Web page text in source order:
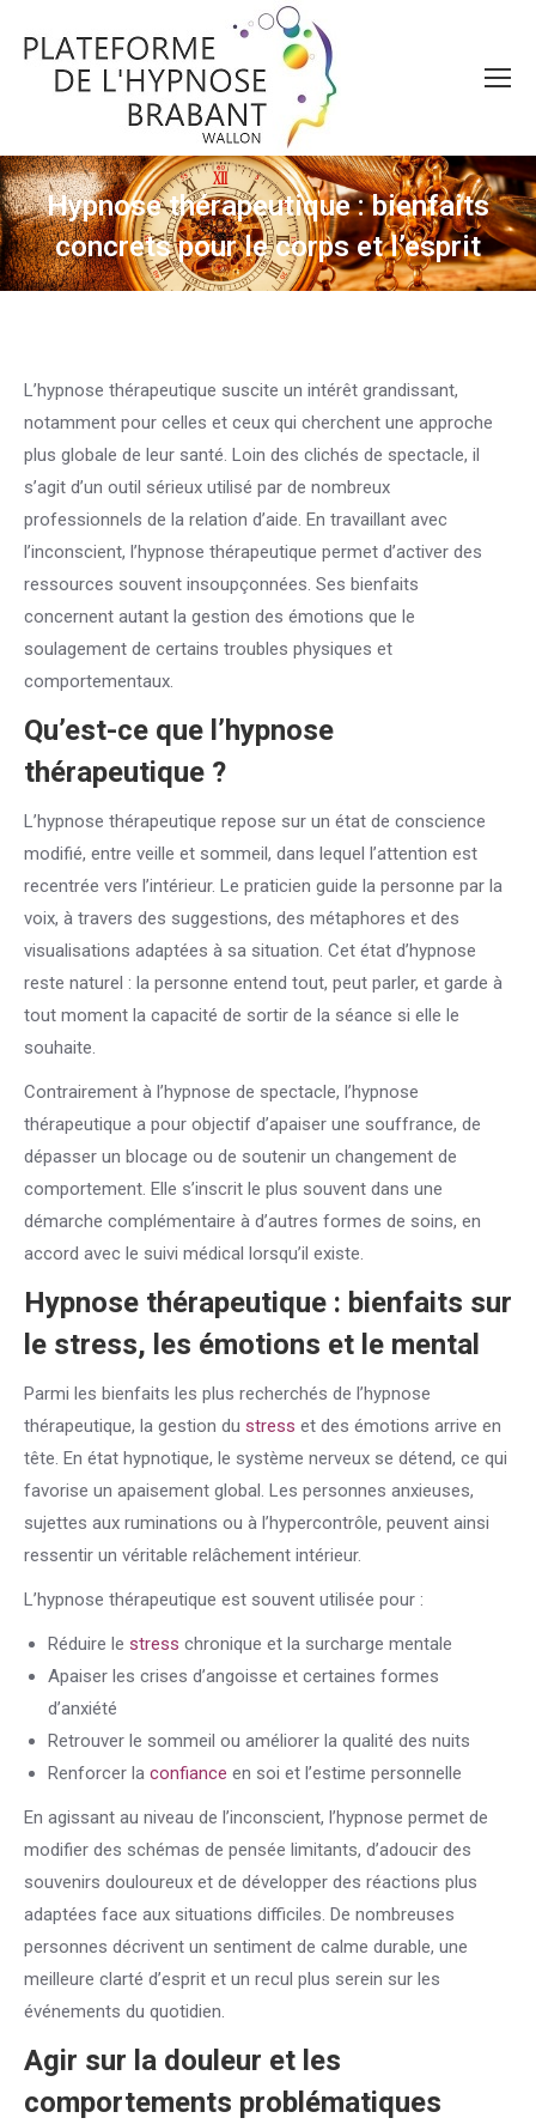
Hypnose thérapeutique : bienfaits
concrets pour le corps et l’esprit
Vous êtes ici :
L’hypnose thérapeutique suscite un intérêt grandissant,
notamment pour celles et ceux qui cherchent une approche
plus globale de leur santé. Loin des clichés de spectacle, il
s’agit d’un outil sérieux utilisé par de nombreux
professionnels de la relation d’aide. En travaillant avec
l’inconscient, l’hypnose thérapeutique permet d’activer des
ressources souvent insoupçonnées. Ses bienfaits
concernent autant la gestion des émotions que le
soulagement de certains troubles physiques et
comportementaux.
Qu’est-ce que l’hypnose
thérapeutique ?
L’hypnose thérapeutique repose sur un état de conscience
modifié, entre veille et sommeil, dans lequel l’attention est
recentrée vers l’intérieur. Le praticien guide la personne par la
voix, à travers des suggestions, des métaphores et des
visualisations adaptées à sa situation. Cet état d’hypnose
reste naturel : la personne entend tout, peut parler, et garde à
tout moment la capacité de sortir de la séance si elle le
souhaite.
Contrairement à l’hypnose de spectacle, l’hypnose
thérapeutique a pour objectif d’apaiser une souffrance, de
dépasser un blocage ou de soutenir un changement de
comportement. Elle s’inscrit le plus souvent dans une
démarche complémentaire à d’autres formes de soins, en
accord avec le suivi médical lorsqu’il existe.
Hypnose thérapeutique : bienfaits sur
le stress, les émotions et le mental
Parmi les bienfaits les plus recherchés de l’hypnose
thérapeutique, la gestion du stress et des émotions arrive en
tête. En état hypnotique, le système nerveux se détend, ce qui
favorise un apaisement global. Les personnes anxieuses,
sujettes aux ruminations ou à l’hypercontrôle, peuvent ainsi
ressentir un véritable relâchement intérieur.
L’hypnose thérapeutique est souvent utilisée pour :
Réduire le stress chronique et la surcharge mentale
Apaiser les crises d’angoisse et certaines formes
d’anxiété
Retrouver le sommeil ou améliorer la qualité des nuits
Renforcer la confiance en soi et l’estime personnelle
En agissant au niveau de l’inconscient, l’hypnose permet de
modifier des schémas de pensée limitants, d’adoucir des
souvenirs douloureux et de développer des réactions plus
adaptées face aux situations difficiles. De nombreuses
personnes décrivent un sentiment de calme durable, une
meilleure clarté d’esprit et un recul plus serein sur les
événements du quotidien.
Agir sur la douleur et les
comportements problématiques